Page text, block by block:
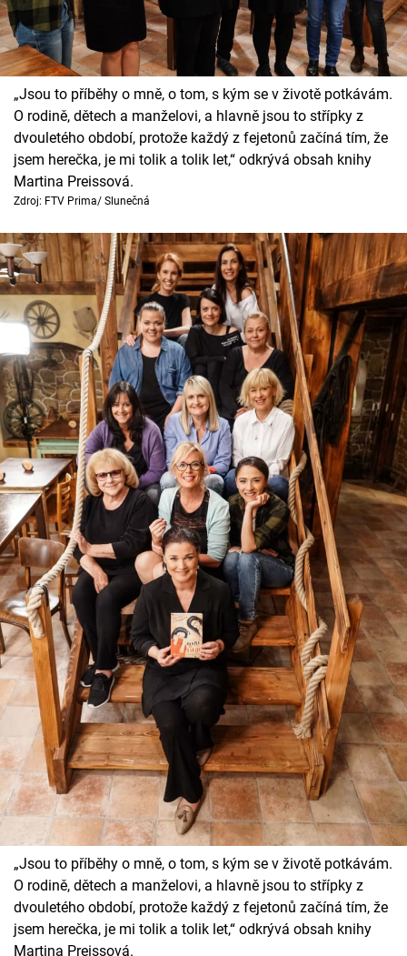
„Jsou to příběhy o mně, o tom, s kým se v životě potkávám.
O rodině, dětech a manželovi, a hlavně jsou to střípky z
dvouletého období, protože každý z fejetonů začíná tím, že
jsem herečka, je mi tolik a tolik let,“ odkrývá obsah knihy
Martina Preissová.
Zdroj: FTV Prima/ Slunečná
„Jsou to příběhy o mně, o tom, s kým se v životě potkávám.
O rodině, dětech a manželovi, a hlavně jsou to střípky z
dvouletého období, protože každý z fejetonů začíná tím, že
jsem herečka, je mi tolik a tolik let,“ odkrývá obsah knihy
Martina Preissová.